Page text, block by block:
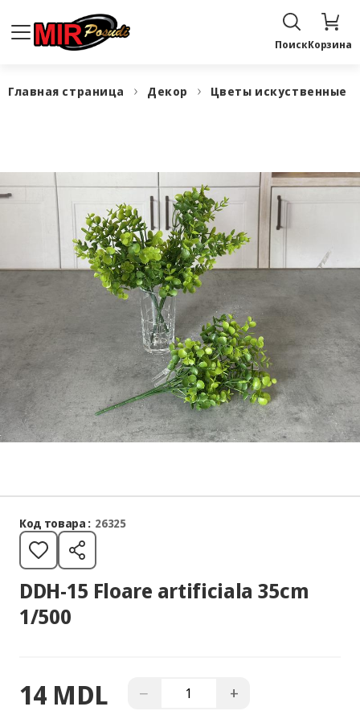
ПоискКорзина
Главная страница Декор Цветы искуственные
Код товара : 26325
DDH-15 Floare artificiala 35cm
1/500
14 MDL − +